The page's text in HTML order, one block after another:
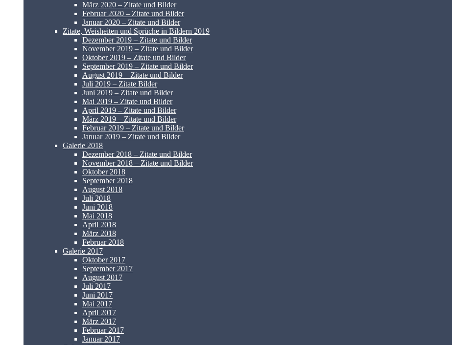
März 2020 – Zitate und Bilder
Februar 2020 – Zitate und Bilder
Januar 2020 – Zitate und Bilder
Zitate, Weisheiten und Sprüche in Bildern 2019
Dezember 2019 – Zitate und Bilder
November 2019 – Zitate und Bilder
Oktober 2019 – Zitate und Bilder
September 2019 – Zitate und Bilder
August 2019 – Zitate und Bilder
Juli 2019 – Zitate Bilder
Juni 2019 – Zitate und Bilder
Mai 2019 – Zitate und Bilder
April 2019 – Zitate und Bilder
März 2019 – Zitate und Bilder
Februar 2019 – Zitate und Bilder
Januar 2019 – Zitate und Bilder
Galerie 2018
Dezember 2018 – Zitate und Bilder
November 2018 – Zitate und Bilder
Oktober 2018
September 2018
August 2018
Juli 2018
Juni 2018
Mai 2018
April 2018
März 2018
Februar 2018
Galerie 2017
Oktober 2017
September 2017
August 2017
Juli 2017
Juni 2017
Mai 2017
April 2017
März 2017
Februar 2017
Januar 2017